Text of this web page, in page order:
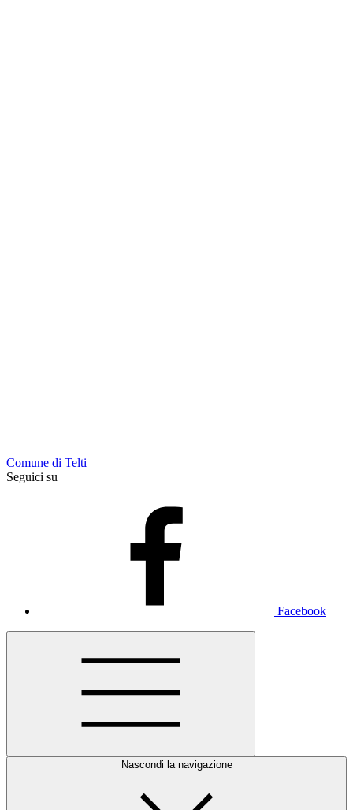
Comune di Telti
Seguici su
Facebook
Nascondi la navigazione